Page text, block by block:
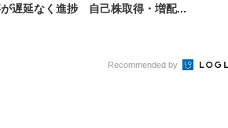
遅延なく進捗 自己株取得・増配...
Recommended by